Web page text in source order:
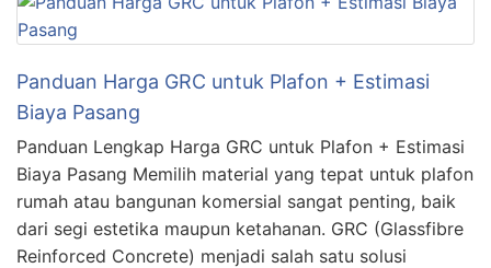
Panduan Harga GRC untuk Plafon + Estimasi
Biaya Pasang
Panduan Lengkap Harga GRC untuk Plafon + Estimasi
Biaya Pasang Memilih material yang tepat untuk plafon
rumah atau bangunan komersial sangat penting, baik
dari segi estetika maupun ketahanan. GRC (Glassfibre
Reinforced Concrete) menjadi salah satu solusi